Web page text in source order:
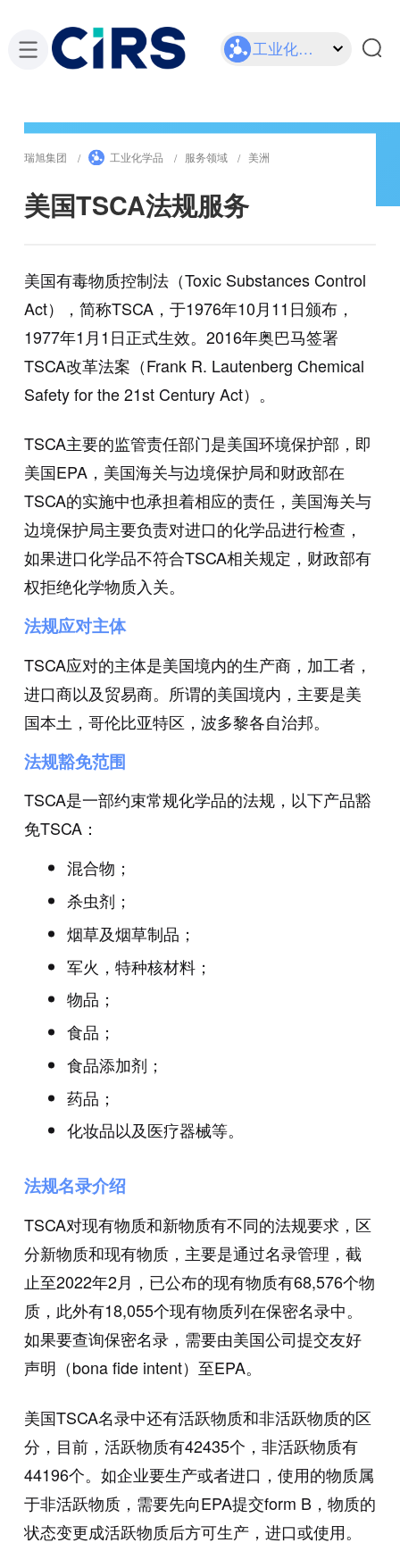
工业化学品
瑞旭集团 工业化学品 服务领域 美洲
美国TSCA法规服务
美国有毒物质控制法（Toxic Substances Control
Act），简称TSCA，于1976年10月11日颁布，
1977年1月1日正式生效。2016年奥巴马签署
TSCA改革法案（Frank R. Lautenberg Chemical
Safety for the 21st Century Act）。
TSCA主要的监管责任部门是美国环境保护部，即
美国EPA，美国海关与边境保护局和财政部在
TSCA的实施中也承担着相应的责任，美国海关与
边境保护局主要负责对进口的化学品进行检查，
如果进口化学品不符合TSCA相关规定，财政部有
权拒绝化学物质入关。
法规应对主体
TSCA应对的主体是美国境内的生产商，加工者，
进口商以及贸易商。所谓的美国境内，主要是美
国本土，哥伦比亚特区，波多黎各自治邦。
法规豁免范围
TSCA是一部约束常规化学品的法规，以下产品豁
免TSCA：
混合物；
杀虫剂；
烟草及烟草制品；
军火，特种核材料；
物品；
食品；
食品添加剂；
药品；
化妆品以及医疗器械等。
法规名录介绍
TSCA对现有物质和新物质有不同的法规要求，区
分新物质和现有物质，主要是通过名录管理，截
止至2022年2月，已公布的现有物质有68,576个物
质，此外有18,055个现有物质列在保密名录中。
如果要查询保密名录，需要由美国公司提交友好
声明（bona fide intent）至EPA。
美国TSCA名录中还有活跃物质和非活跃物质的区
分，目前，活跃物质有42435个，非活跃物质有
44196个。如企业要生产或者进口，使用的物质属
于非活跃物质，需要先向EPA提交form B，物质的
状态变更成活跃物质后方可生产，进口或使用。